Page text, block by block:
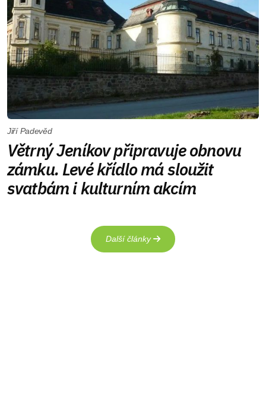
Jiří Padevěd
Větrný Jeníkov připravuje obnovu
zámku. Levé křídlo má sloužit
svatbám i kulturním akcím
Další články